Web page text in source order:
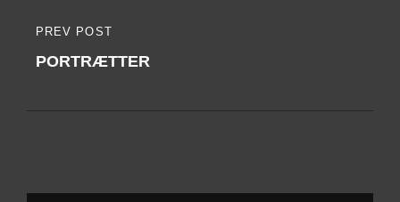
Indlægsnavigation
PREVIOUS
POST
PREV POST
PORTRÆTTER